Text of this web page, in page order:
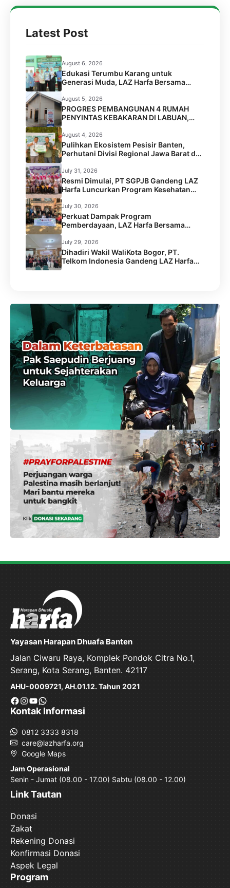
Latest Post
August 6, 2026
Edukasi Terumbu Karang untuk
Generasi Muda, LAZ Harfa Bersama
FPTK Banten & Squad Pulau Merak Besar
Gelar Coral Reef Goes to School di SMPN
6 Kota Cilegon
August 5, 2026
PROGRES PEMBANGUNAN 4 RUMAH
PENYINTAS KEBAKARAN DI LABUAN,
PANDEGLANG
August 4, 2026
Pulihkan Ekosistem Pesisir Banten,
Perhutani Divisi Regional Jawa Barat dan
Banten Salurkan Bantuan 1.000 Bibit
Pohon Mangrove melalui LAZ Harfa
July 31, 2026
Resmi Dimulai, PT SGPJB Gandeng LAZ
Harfa Luncurkan Program Kesehatan
SEGA KEBUL di 2 Desa Kabupaten
Serang
July 30, 2026
Perkuat Dampak Program
Pemberdayaan, LAZ Harfa Bersama
Caritas Australia dan Australian Aid
Gelar Capacity Building Staf
July 29, 2026
Dihadiri Wakil WaliKota Bogor, PT.
Telkom Indonesia Gandeng LAZ Harfa
Gelar Kick Off Meeting Program
Yayasan Harapan Dhuafa Banten
Jalan Ciwaru Raya, Komplek Pondok Citra No.1,
Serang, Kota Serang, Banten. 42117
AHU-0009721, AH.01.12. Tahun 2021
Facebook
Instagram
YouTube
WhatsApp
Kontak Informasi
0812 3333 8318
care@lazharfa.org
Google Maps
Jam Operasional
Senin - Jumat (08.00 - 17.00) Sabtu (08.00 - 12.00)
Link Tautan
Donasi
Zakat
Rekening Donasi
Konfirmasi Donasi
Aspek Legal
Program